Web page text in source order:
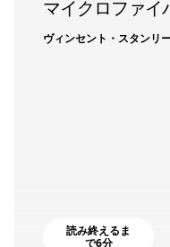
マイクロファイ
ヴィンセント・スタンリ
読み終えるま
で6分